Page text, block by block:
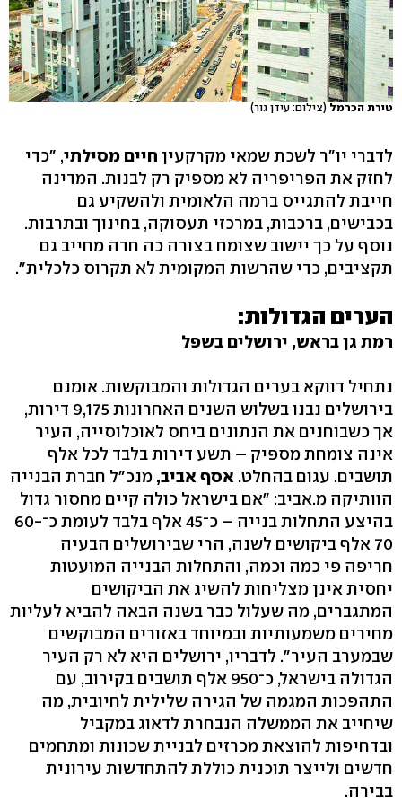
טירת הכרמל(צילום: עידן גור)
לדברי יו"ר לשכת שמאי מקרקעין חיים מסילתי, "כדי
לחזק את הפריפריה לא מספיק רק לבנות. המדינה
חייבת להתגייס ברמה הלאומית ולהשקיע גם
בכבישים, ברכבות, במרכזי תעסוקה, בחינוך ובתרבות.
נוסף על כך יישוב שצומח בצורה כה חדה מחייב גם
תקציבים, כדי שהרשות המקומית לא תקרוס כלכלית".
הערים הגדולות:
רמת גן בראש, ירושלים בשפל
נתחיל דווקא בערים הגדולות והמבוקשות. אומנם
בירושלים נבנו בשלוש השנים האחרונות 9,175 דירות,
אך כשבוחנים את הנתונים ביחס לאוכלוסייה, העיר
אינה צומחת מספיק – תשע דירות בלבד לכל אלף
תושבים. עגום בהחלט. אסף אביב, מנכ"ל חברת הבנייה
הוותיקה מ.אביב: "אם בישראל כולה קיים מחסור גדול
בהיצע התחלות בנייה – כ־45 אלף בלבד לעומת כ־60-
70 אלף ביקושים לשנה, הרי שבירושלים הבעיה
חריפה פי כמה וכמה, והתחלות הבנייה המועטות
יחסית אינן מצליחות להשיג את הביקושים
המתגברים, מה שעלול כבר בשנה הבאה להביא לעליות
מחירים משמעותיות ובמיוחד באזורים המבוקשים
שבמערב העיר". לדבריו, ירושלים היא לא רק העיר
הגדולה בישראל, כ־950 אלף תושבים בקירוב, עם
התהפכות המגמה של הגירה שלילית לחיובית, מה
שיחייב את הממשלה הנבחרת לדאוג במקביל
ובדחיפות להוצאת מכרזים לבניית שכונות ומתחמים
חדשים ולייצר תוכנית כוללת להתחדשות עירונית
בבירה.